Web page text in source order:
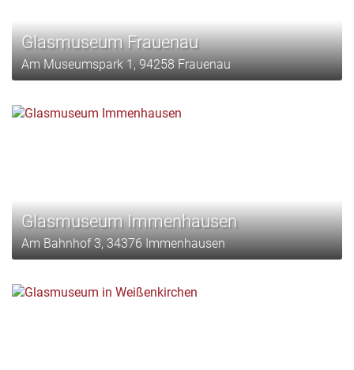
Glasmuseum Frauenau
Am Museumspark 1, 94258 Frauenau
Glasmuseum Immenhausen
Am Bahnhof 3, 34376 Immenhausen